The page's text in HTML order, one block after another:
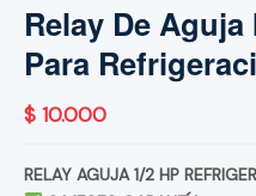
Relay De
Para
$ 10.000
RELAY AGUJA 1/2 HP